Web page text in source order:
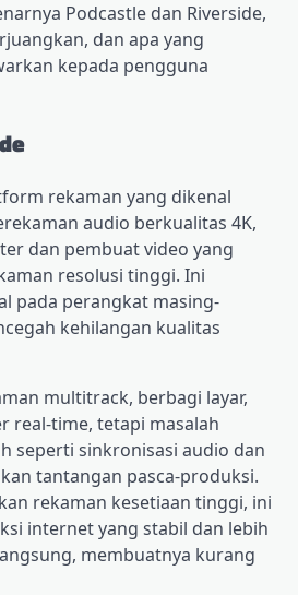
Podcastle dan Riverside,
dan apa yang
kepada pengguna
rekaman yang dikenal
audio berkualitas 4K,
dan pembuat video yang
resolusi tinggi. Ini
pada perangkat masing-
kehilangan kualitas
multitrack, berbagi layar,
real-time, tetapi masalah
seperti sinkronisasi audio dan
tantangan pasca-produksi.
rekaman kesetiaan tinggi, ini
internet yang stabil dan lebih
membuatnya kurang